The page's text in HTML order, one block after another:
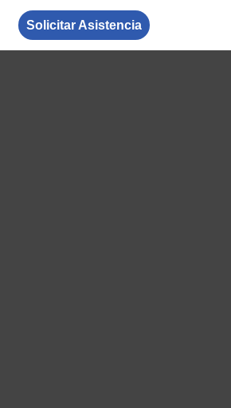
Solicitar Asistencia